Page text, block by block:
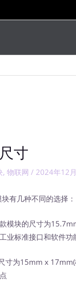
寸
,物联网 / 2024年12
有几种不同的选择：
款模块的尺寸为
业标准接口和软件功
寸为15mm x